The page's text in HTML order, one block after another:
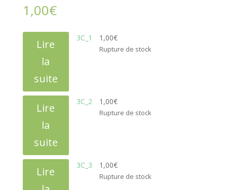
1,00€
Lire
la
suite
3C_1 1,00€
Rupture de stock
Lire
la
suite
3C_2 1,00€
Rupture de stock
Lire
3C_3 1,00€
Rupture de stock